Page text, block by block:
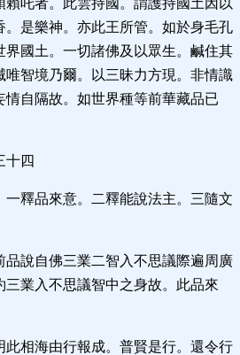
。是樂神。亦此王所管。如於身毛孔
界國土。一切諸佛及以眾生。鹹住其
唯智境乃爾。以三昧力方現。非情識
情自隔故。如世界種等前華藏品已
十四
一釋品來意。二釋能說法主。三隨文
品說自佛三業二智入不思議際遍周廣
三業入不思議智中之身故。此品來
此相海由行報成。普賢是行。還令行